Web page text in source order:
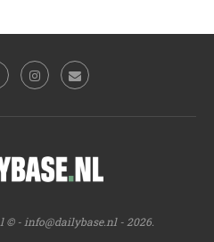
© - info@dailybase.nl- 2026.